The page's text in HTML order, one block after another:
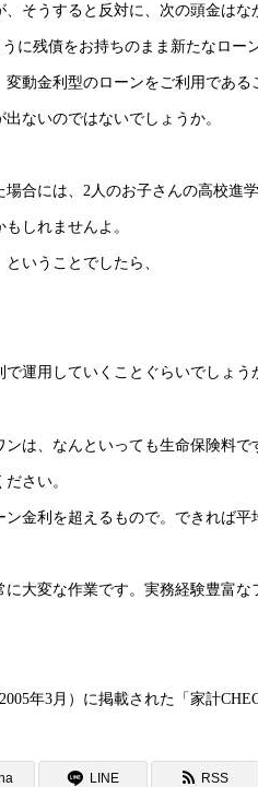
そうすると反対に、次の頭金は
に残債をお持ちのまま新たなロー
動金利型のローンをご利用であ
ないのではないでしょうか。
合には、2人のお子さんの高校進
しれませんよ。
いうことでしたら、
運用していくこと ぐらいでしょう
は、なんといっても生命保険料
さい。
金利を超えるもので。できれば
大変な作業です。実務経験豊富
年3月）に掲載された「家計
LINE RSS